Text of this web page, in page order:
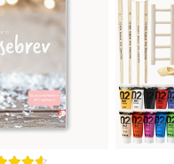
publicera min fråga